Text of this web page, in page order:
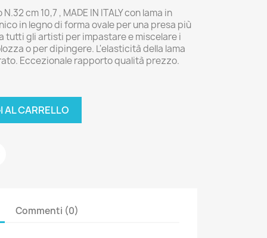
cm 10,7 , MADE IN ITALY con lama in
in legno di forma ovale per una presa più
tutti gli artisti per impastare e miscelare i
o per dipingere. L'elasticità della lama
Eccezionale rapporto qualità prezzo.
AL CARRELLO
Commenti (0)